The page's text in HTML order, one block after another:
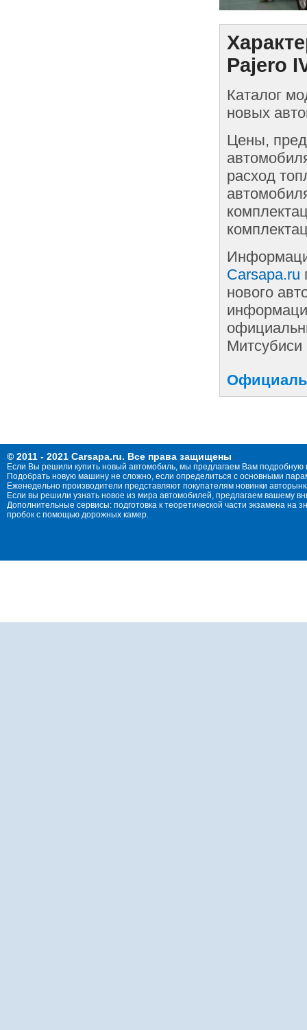
Pajero
Каталог
новых
Цены,
расход
Carsapa.ru
нового
© 2011 - 2021 Carsapa.ru. Все права защищены
Если Вы решили купить новый автомобиль, мы предлагаем Вам
Подобрать новую машину не сложно, если определиться с основными
Еженедельно производители представляют покупателям новинки
Если вы решили узнать новое из мира автомобилей, предлагаем вашему
Дополнительные сервисы: подготовка к теоретической части экзамена
пробок с помощью дорожных камер.